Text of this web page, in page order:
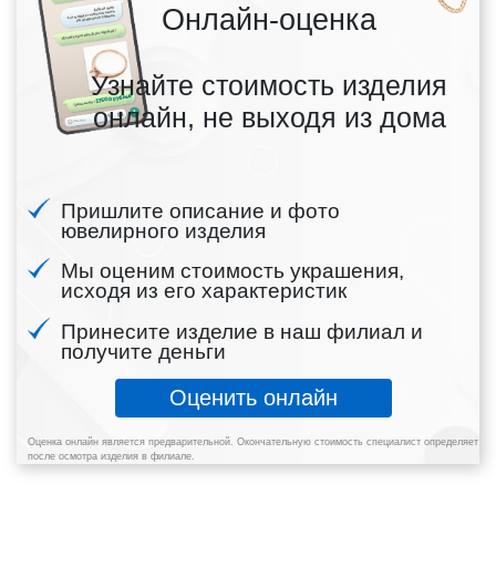
Онлайн-оценка
Узнайте стоимость изделия
онлайн, не выходя из дома
Пришлите описание и фото
ювелирного изделия
Мы оценим стоимость украшения,
исходя из его характеристик
Принесите изделие в наш филиал и
получите деньги
Оценить онлайн
Оценка онлайн является предварительной. Окончательную стоимость специалист определяет
после осмотра изделия в филиале.